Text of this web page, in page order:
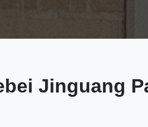
Jinguang